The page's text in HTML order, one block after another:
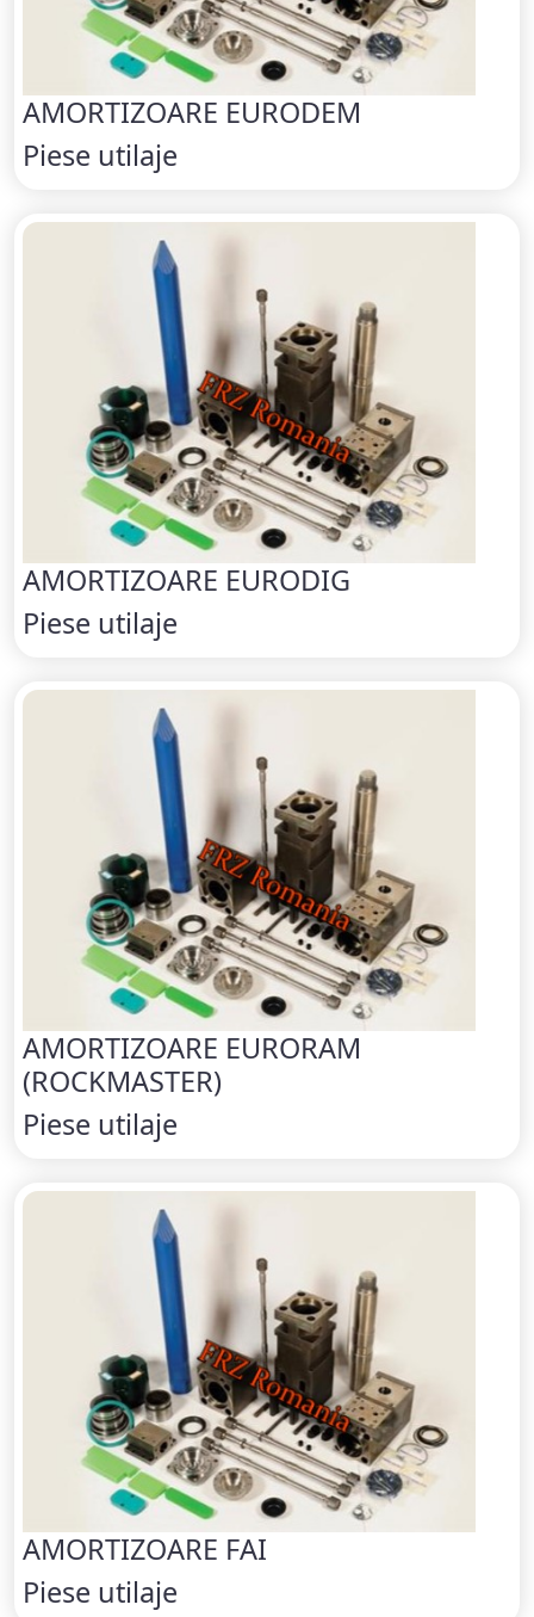
AMORTIZOARE EURODEM
Piese utilaje
AMORTIZOARE EURODIG
Piese utilaje
AMORTIZOARE EURORAM
(ROCKMASTER)
Piese utilaje
AMORTIZOARE FAI
Piese utilaje